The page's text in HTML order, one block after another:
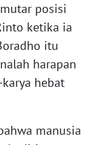
posisi
ketika ia
itu
harapan
hebat
manusia